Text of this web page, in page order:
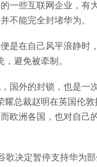
一些互联网企业，
不能完全封堵华为。
是在自己风平浪静时
避免被牵制。
国外的封锁，也是一
总裁赵明在英国伦
欧洲各国，也对自
歌决定暂停支持华为